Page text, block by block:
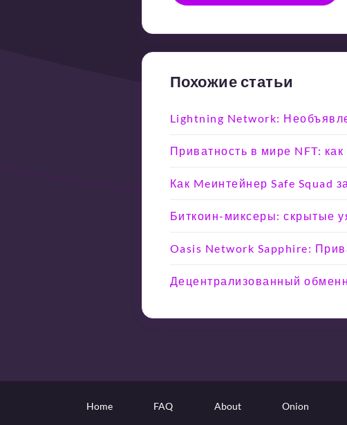
Похожие статьи
Lightning Network:
Приватность в мире NFT:
Как Meинтейнер Safe Squad
Биткоин-миксеры: скрытые
Oasis Network Sapphire:
Децентрализованный
Home FAQ About Onion